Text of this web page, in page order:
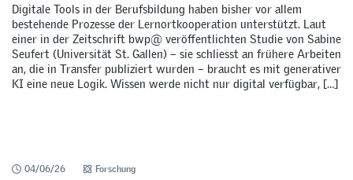
Digitale Tools in der Berufsbildung haben bisher vor allem
bestehende Prozesse der Lernortkooperation unterstützt. Laut
einer in der Zeitschrift bwp@ veröffentlichten Studie von Sabine
Seufert (Universität St. Gallen) – sie schliesst an frühere Arbeiten
an, die in Transfer publiziert wurden – braucht es mit generativer
KI eine neue Logik. Wissen werde nicht nur digital verfügbar, […]
04/06/26 Forschung